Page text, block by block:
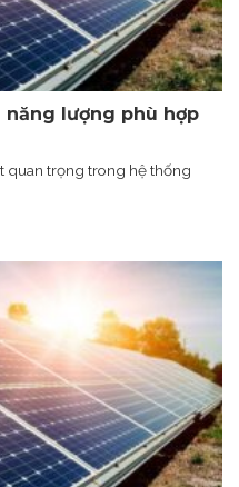
năng lượng phù hợp
quan trọng trong hệ thống